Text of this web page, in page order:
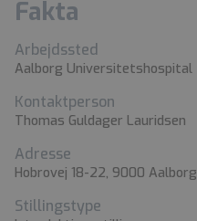
Fakta
Arbejdssted
Aalborg Universitetshospital
Kontaktperson
Thomas Guldager Lauridsen
Adresse
Hobrovej 18-22, 9000 Aalborg
Stillingstype